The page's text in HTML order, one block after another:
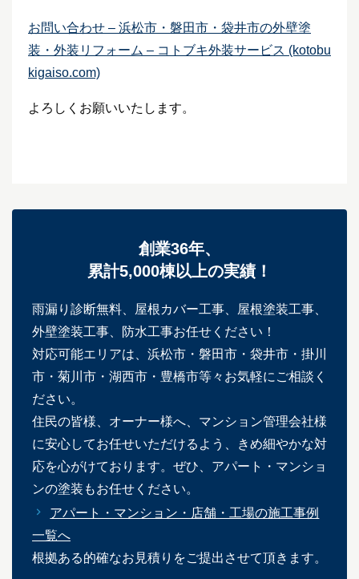
お問い合わせ – 浜松市・磐田市・袋井市の外壁塗
装・外装リフォーム – コトブキ外装サービス (kotobu
kigaiso.com)
よろしくお願いいたします。
創業36年、
累計5,000棟以上の実績！
雨漏り診断無料、屋根カバー工事、屋根塗装工事、
外壁塗装工事、防水工事お任せください！
対応可能エリアは、浜松市・磐田市・袋井市・掛川
市・菊川市・湖西市・豊橋市等々お気軽にご相談く
ださい。
住民の皆様、オーナー様へ、マンション管理会社様
に安心してお任せいただけるよう、きめ細やかな対
応を心がけております。ぜひ、アパート・マンショ
ンの塗装もお任せください。
アパート・マンション・店舗・工場の施工事例
一覧へ
根拠ある的確なお見積りをご提出させて頂きます。